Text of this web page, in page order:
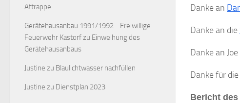
Danke an
Danke an die
Danke an
Danke für
Bericht
Attrappe
Gerätehausanbau 1991/1992 - Freiwillige
Feuerwehr Kastorfzu Einweihung des
Gerätehausanbaus
Justine zu Blaulichtwasser nachfüllen
Justine zu Dienstplan 2023